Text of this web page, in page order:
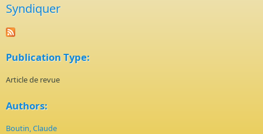
Syndiquer
Publication Type:
Article de revue
Authors:
Boutin, Claude